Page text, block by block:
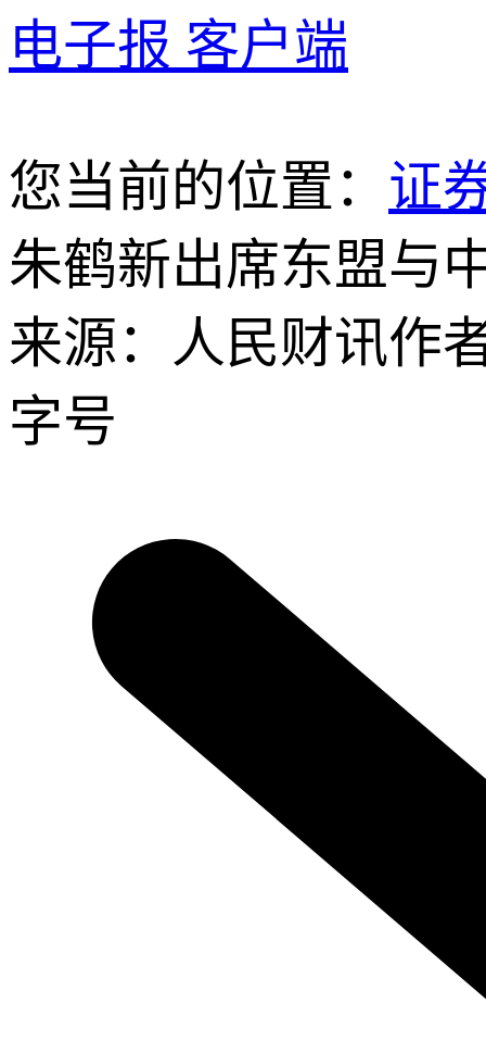
电子报 客户端
您当前的位置： 证
朱鹤新出席东盟与
来源：人民财讯作
字号